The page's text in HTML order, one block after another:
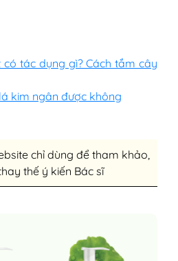
tác dụng gì? Cách tắm cây
kim ngân được không
chỉ dùng để tham khảo,
thế ý kiến Bác sĩ